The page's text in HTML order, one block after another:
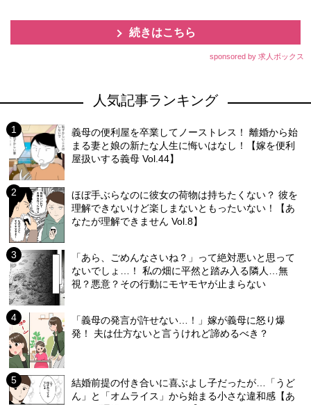
続きはこちら
sponsored by 求人ボックス
人気記事ランキング
義母の便利屋を卒業してノーストレス！ 離婚から始
まる妻と娘の新たな人生に悔いはなし！【嫁を便利
屋扱いする義母 Vol.44】
ほぼ手ぶらなのに彼女の荷物は持ちたくない？ 彼を
理解できないけど楽しまないともったいない！【あ
なたが理解できません Vol.8】
「あら、ごめんなさいね？」って絶対悪いと思って
ないでしょ…！ 私の畑に平然と踏み入る隣人…無
視？悪意？その行動にモヤモヤが止まらない
「義母の発言が許せない…！」嫁が義母に怒り爆
発！ 夫は仕方ないと言うけれど諦めるべき？
結婚前提の付き合いに喜ぶよし子だったが…「うど
ん」と「オムライス」から始まる小さな違和感【あ